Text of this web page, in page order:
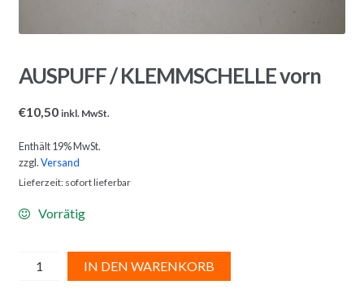
AUSPUFF / KLEMMSCHELLE vorn
€10,50 inkl. MwSt.
Enthält 19% MwSt.
zzgl.Versand
Lieferzeit: sofort lieferbar
Vorrätig
AUSPUFF
IN DEN WARENKORB